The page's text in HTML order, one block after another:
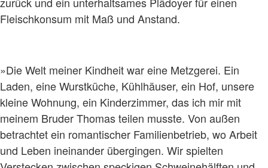
Fleischkonsum mit Maß und Anstand.
»Die Welt meiner Kindheit war eine Metzgerei. Ein
Laden, eine Wurstküche, Kühlhäuser, ein Hof, unsere
kleine Wohnung, ein Kinderzimmer, das ich mir mit
meinem Bruder Thomas teilen musste. Von außen
betrachtet ein romantischer Familienbetrieb, wo Arbeit
und Leben ineinander übergingen. Wir spielten